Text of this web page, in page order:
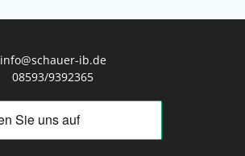
info@schauer-ib.de
08593/9392365